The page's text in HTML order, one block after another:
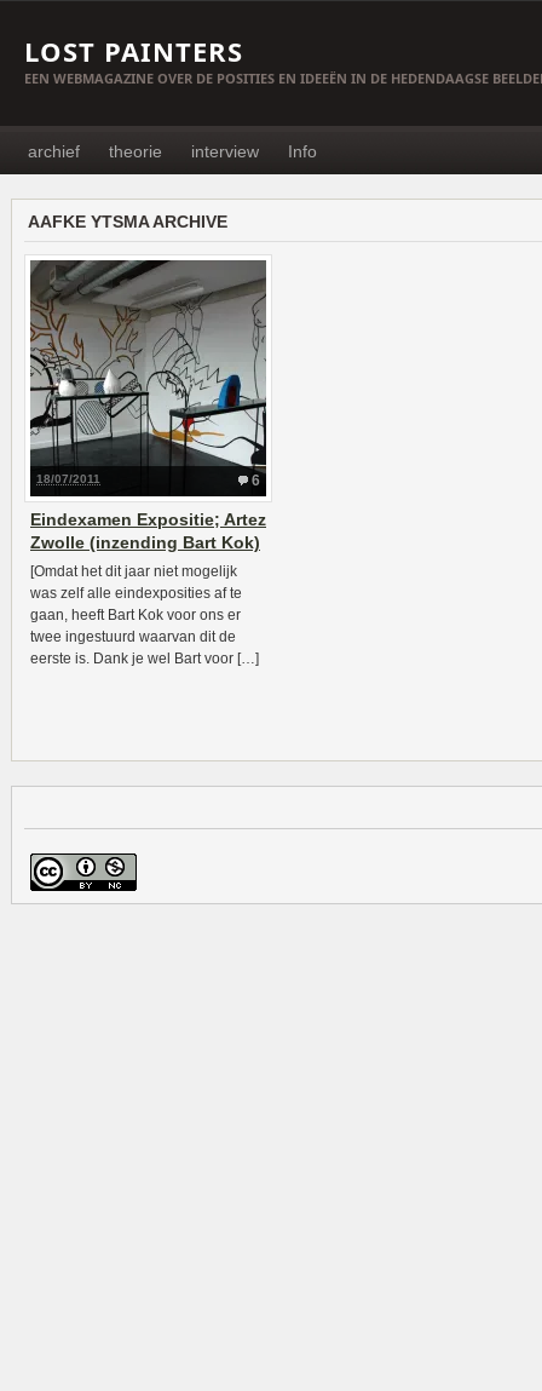
LOST PAINTERS
EEN WEBMAGAZINE OVER DE POSITIES EN IDEEËN IN DE HEDENDAAGSE
archief theorie interview Info
AAFKE YTSMA ARCHIVE
6
18/07/2011
Eindexamen Expositie; Artez
Zwolle (inzending Bart Kok)
[Omdat het dit jaar niet mogelijk
was zelf alle eindexposities af te
gaan, heeft Bart Kok voor ons er
twee ingestuurd waarvan dit de
eerste is. Dank je wel Bart voor […]